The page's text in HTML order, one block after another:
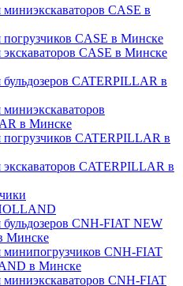
миниэкскаваторов CASE в
погрузчиков CASE в Минске
экскаваторов CASE в Минске
бульдозеров CATERPILLAR в
миниэкскаваторов
в Минске
погрузчиков CATERPILLAR в
экскаваторов CATERPILLAR в
бульдозеров CNH-FIAT NEW
Минске
минипогрузчиков CNH-FIAT
в Минске
миниэкскаваторов CNH-FIAT